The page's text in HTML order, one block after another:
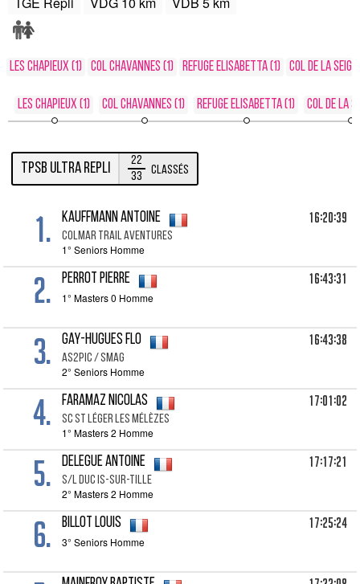
Les Chapieux (1) Col Chavannes (1) Refuge Elisabetta (1) Col de la
Les Chapieux (1) Col Chavannes (1) Refuge Elisabetta (1) Col de la
TPSB Ultra Repli
22
33
Classés
1. KAUFFMANN Antoine
COLMAR TRAIL AVENTURES
1° Seniors Homme
16:20:39
2. PERROT Pierre
1° Masters 0 Homme
16:43:31
3. GAY-HUGUES Flo
AS2PIC / SMAG
2° Seniors Homme
16:43:38
4. FARAMAZ Nicolas
SC ST LÉGER LES MÉLÈZES
1° Masters 2 Homme
17:01:02
5. DELEGUE Antoine
S/L DUC IS-SUR-TILLE
2° Masters 2 Homme
17:17:21
6. BILLOT Louis
3° Seniors Homme
17:25:24